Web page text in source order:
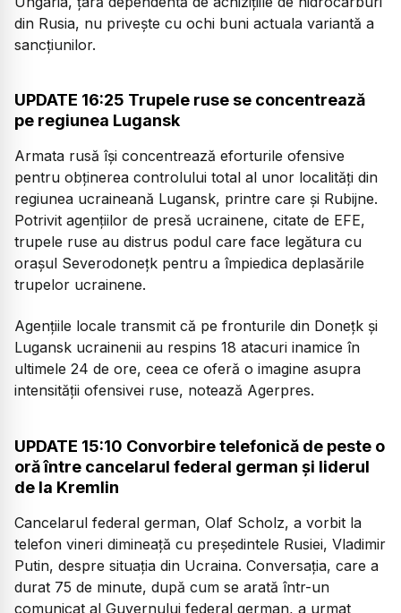
din Rusia, nu privește cu ochi buni actuala variantă a
sancțiunilor.
UPDATE 16:25 Trupele ruse se concentrează
pe regiunea Lugansk
Armata rusă îşi concentrează eforturile ofensive
pentru obţinerea controlului total al unor localităţi din
regiunea ucraineană Lugansk, printre care şi Rubijne.
Potrivit agenţiilor de presă ucrainene, citate de EFE,
trupele ruse au distrus podul care face legătura cu
oraşul Severodoneţk pentru a împiedica deplasările
trupelor ucrainene.
Agențiile locale transmit că pe fronturile din Doneţk şi
Lugansk ucrainenii au respins 18 atacuri inamice în
ultimele 24 de ore, ceea ce oferă o imagine asupra
intensităţii ofensivei ruse, notează Agerpres.
UPDATE 15:10 Convorbire telefonică de peste o
oră între cancelarul federal german și liderul
de la Kremlin
Cancelarul federal german, Olaf Scholz, a vorbit la
telefon vineri dimineață cu președintele Rusiei, Vladimir
Putin, despre situația din Ucraina. Conversația, care a
durat 75 de minute, după cum se arată într-un
comunicat al Guvernului federal german, a urmat